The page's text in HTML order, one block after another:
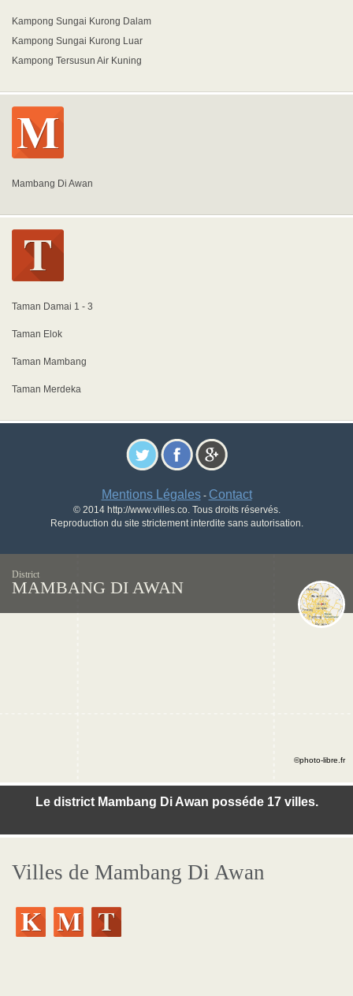
Kampong Sungai Kurong Dalam
Kampong Sungai Kurong Luar
Kampong Tersusun Air Kuning
Mambang Di Awan
Taman Damai 1 - 3
Taman Elok
Taman Mambang
Taman Merdeka
Mentions Légales- Contact
© 2014 http://www.villes.co. Tous droits réservés.
Reproduction du site strictement interdite sans autorisation.
District
MAMBANG DI AWAN
Le district Mambang Di Awan posséde 17 villes.
©photo-libre.fr
Villes de Mambang Di Awan